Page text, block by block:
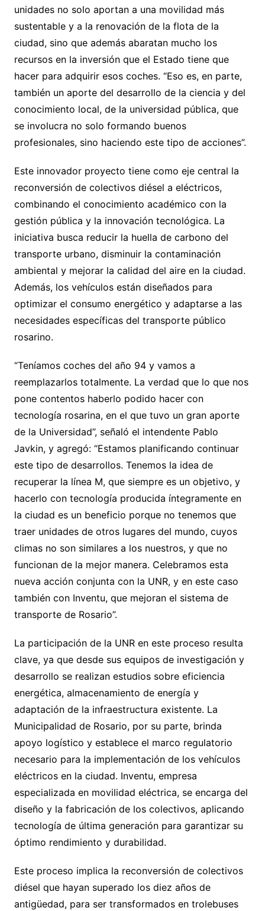
unidades no solo aportan a una movilidad más
sustentable y a la renovación de la flota de la
ciudad, sino que además abaratan mucho los
recursos en la inversión que el Estado tiene que
hacer para adquirir esos coches. “Eso es, en parte,
también un aporte del desarrollo de la ciencia y del
conocimiento local, de la universidad pública, que
se involucra no solo formando buenos
profesionales, sino haciendo este tipo de acciones”.
Este innovador proyecto tiene como eje central la
reconversión de colectivos diésel a eléctricos,
combinando el conocimiento académico con la
gestión pública y la innovación tecnológica. La
iniciativa busca reducir la huella de carbono del
transporte urbano, disminuir la contaminación
ambiental y mejorar la calidad del aire en la ciudad.
Además, los vehículos están diseñados para
optimizar el consumo energético y adaptarse a las
necesidades específicas del transporte público
rosarino.
“Teníamos coches del año 94 y vamos a
reemplazarlos totalmente. La verdad que lo que nos
pone contentos haberlo podido hacer con
tecnología rosarina, en el que tuvo un gran aporte
de la Universidad”, señaló el intendente Pablo
Javkin, y agregó: “Estamos planificando continuar
este tipo de desarrollos. Tenemos la idea de
recuperar la línea M, que siempre es un objetivo, y
hacerlo con tecnología producida íntegramente en
la ciudad es un beneficio porque no tenemos que
traer unidades de otros lugares del mundo, cuyos
climas no son similares a los nuestros, y que no
funcionan de la mejor manera. Celebramos esta
nueva acción conjunta con la UNR, y en este caso
también con Inventu, que mejoran el sistema de
transporte de Rosario”.
La participación de la UNR en este proceso resulta
clave, ya que desde sus equipos de investigación y
desarrollo se realizan estudios sobre eficiencia
energética, almacenamiento de energía y
adaptación de la infraestructura existente. La
Municipalidad de Rosario, por su parte, brinda
apoyo logístico y establece el marco regulatorio
necesario para la implementación de los vehículos
eléctricos en la ciudad. Inventu, empresa
especializada en movilidad eléctrica, se encarga del
diseño y la fabricación de los colectivos, aplicando
tecnología de última generación para garantizar su
óptimo rendimiento y durabilidad.
Este proceso implica la reconversión de colectivos
diésel que hayan superado los diez años de
antigüedad, para ser transformados en trolebuses